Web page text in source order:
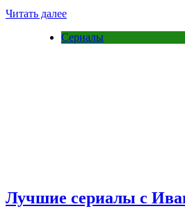
Читать далее
Сериалы
Лучшие сериалы с